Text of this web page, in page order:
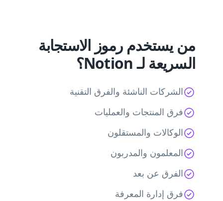
من يستخدم رموز الاستجابة
السريعة لـ Notion؟
الشركات الناشئة والفرق التقنية
فرق المنتجات والعمليات
الوكالات والمستقلون
المعلمون والمدربون
الفرق عن بعد
فرق إدارة المعرفة